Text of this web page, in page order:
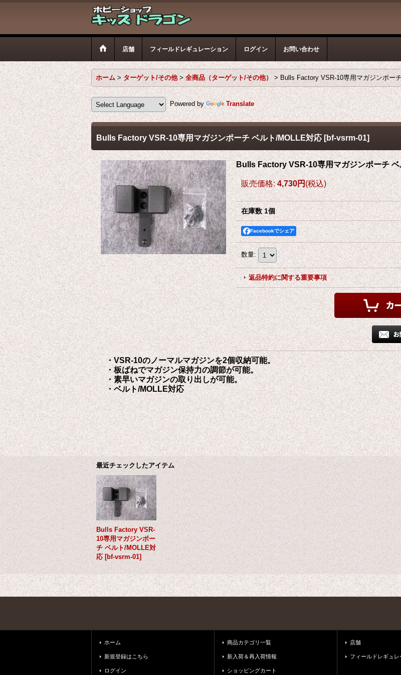
店舗 フィールドレギュレーション ログイン お問い合わせ
ホーム > ターゲット/その他 > 全商品（ターゲット/その他） > Bulls Factory VSR-10専用マガジンポー
Powered by Translate
Bulls Factory VSR-10専用マガジンポーチ ベルト/MOLLE対応 [bf-vsrm-01]
Bulls Factory VSR-10専用マガジンポーチ
販売価格: 4,730円(税込)
在庫数 1個
Facebookでシェア
数量:
返品特約に関する重要事項
・VSR-10のノーマルマガジンを2個収納可能。
・板ばねでマガジン保持力の調節が可能。
・素早いマガジンの取り出しが可能。
・ベルト/MOLLE対応
最近チェックしたアイテム
Bulls Factory VSR-
10専用マガジンポー
チ ベルト/MOLLE対
応 [bf-vsrm-01]
ホーム
新規登録はこちら
ログイン
商品カテゴリ一覧
新入荷＆再入荷情報
ショッピングカート
店舗
フィールドレギュレ